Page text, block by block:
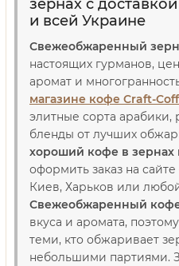
зернах с
и всей Украине
Свежеобжаренный
настоящих гурманов,
аромат и
магазине кофе Craft-
элитные сорта арабики,
бленды от лучших
хороший кофе в зернах
оформить заказ на
Киев, Харьков или
Свежеобжаренный
вкуса и аромата,
теми, кто обжаривает
небольшими партиями.